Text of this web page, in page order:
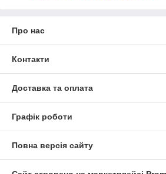
Про нас
Контакти
Доставка та оплата
Графік роботи
Повна версія сайту